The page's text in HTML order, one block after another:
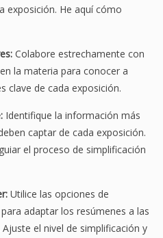
exposición. He aquí cómo
Colabore estrechamente con
la materia para conocer a
clave de cada exposición.
Identifique la información más
captar de cada exposición.
el proceso de simplificación
Utilice las opciones de
adaptar los resúmenes a las
el nivel de simplificación y